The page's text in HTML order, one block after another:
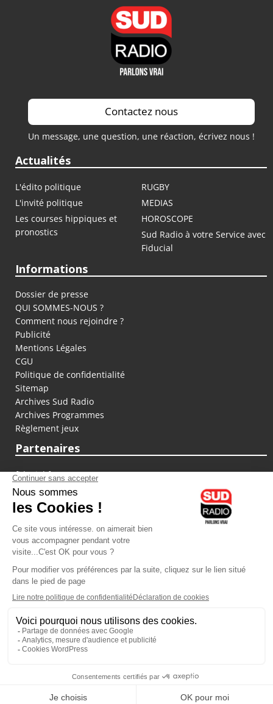
Contactez nous
Un message, une question, une réaction, écrivez nous !
Actualités
L'édito politique
RUGBY
L'invité politique
MEDIAS
Les courses hippiques et
pronostics
HOROSCOPE
Sud Radio à votre Service avec
Fiducial
Informations
Dossier de presse
QUI SOMMES-NOUS ?
Comment nous rejoindre ?
Publicité
Mentions Légales
CGU
Politique de confidentialité
Sitemap
Archives Sud Radio
Archives Programmes
Règlement jeux
Partenaires
fiducial.fr
lyoncapitale.fr
olympique-et-lyonnais.com
L'application Iphone / Android
Téléchargez l'application
Les cookies
Gestion des cookies
Crédit photos : ©Sud Radio / Pierre Olivier
Gil Goncalves
Alexandre Delovane
C'est votre avenir